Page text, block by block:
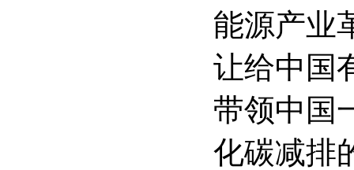
能源产业
让给中国
带领中国
化碳减排